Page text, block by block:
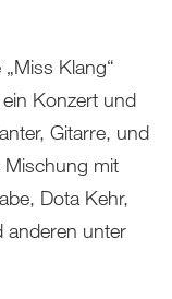
Klang“
ein Konzert und
Gitarre, und
Mischung mit
Dota Kehr,
anderen unter